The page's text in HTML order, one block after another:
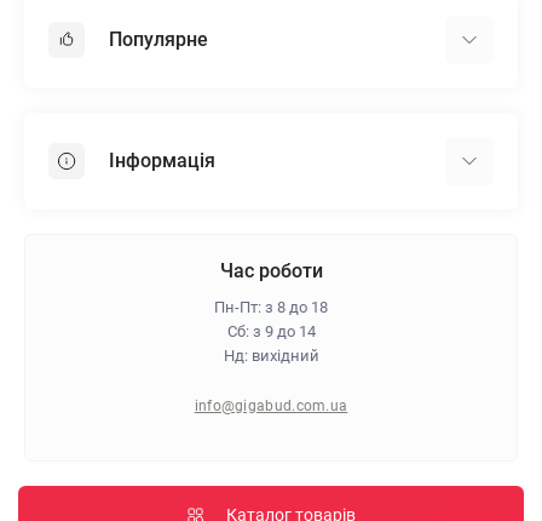
Популярне
Пінопласт
Інформація
Гарантія та повернення
Політика конфіденційності
Час роботи
Пн-Пт: з 8 до 18
Сб: з 9 до 14
Нд: вихідний
info@gigabud.com.ua
Каталог товарів